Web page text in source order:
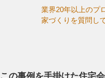
業界20年以上のプ
家づくりを質問し